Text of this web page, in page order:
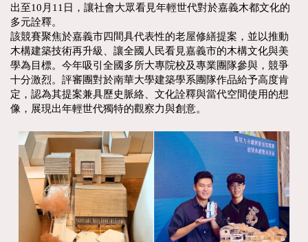
出至10月11日，讓社會大眾看見年輕世代對於嘉義木都文化的
多元詮釋。
該競賽聚焦於嘉義市四間具代表性的老屋修繕提案，並以推動
木構建築技術再升級、讓全國人民看見嘉義市的木構文化與美
學為目標。今年吸引全國多所大專院校及專業團隊參與，競爭
十分激烈。評審團對於南華大學建築學系團隊作品給予高度肯
定，認為其提案兼具歷史脈絡、文化詮釋與當代空間使用的想
像，展現出年輕世代獨特的觀察力與創意。